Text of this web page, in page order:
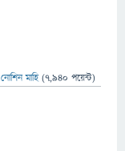
নোশিন মাহি (7,940 পয়েন্ট)